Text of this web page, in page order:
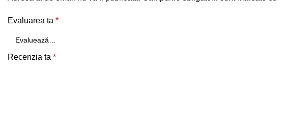
Evaluarea ta *
Recenzia ta *